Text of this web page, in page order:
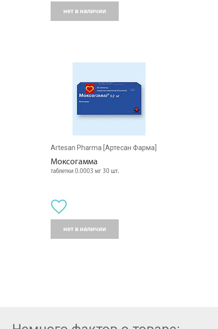
нет в наличии
Artesan Pharma [Артесан Фарма]
Моксогамма
таблетки 0.0003 мг 30 шт.
нет в наличии